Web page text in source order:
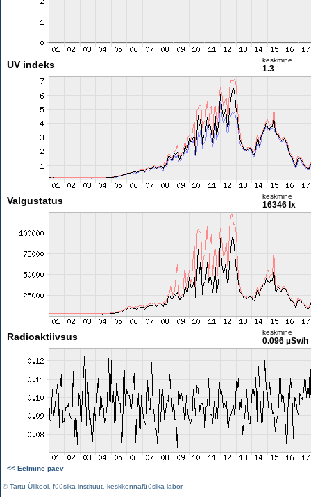
UV indeks keskmine
1.3
Valgustatus keskmine
16346 lx
Radioaktiivsus keskmine
0.096 µSv/h
<< Eelmine päev
©Tartu Ülikool füüsika instituut keskkonnafüüsika labor